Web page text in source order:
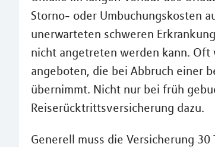
Storno- oder Umbuchungskosten
unerwarteten schweren
nicht angetreten werden kann.
angeboten, die bei Abbruch einer
übernimmt. Nicht nur bei früh
Reiserücktrittsversicherung dazu.
Generell muss die Versicherung